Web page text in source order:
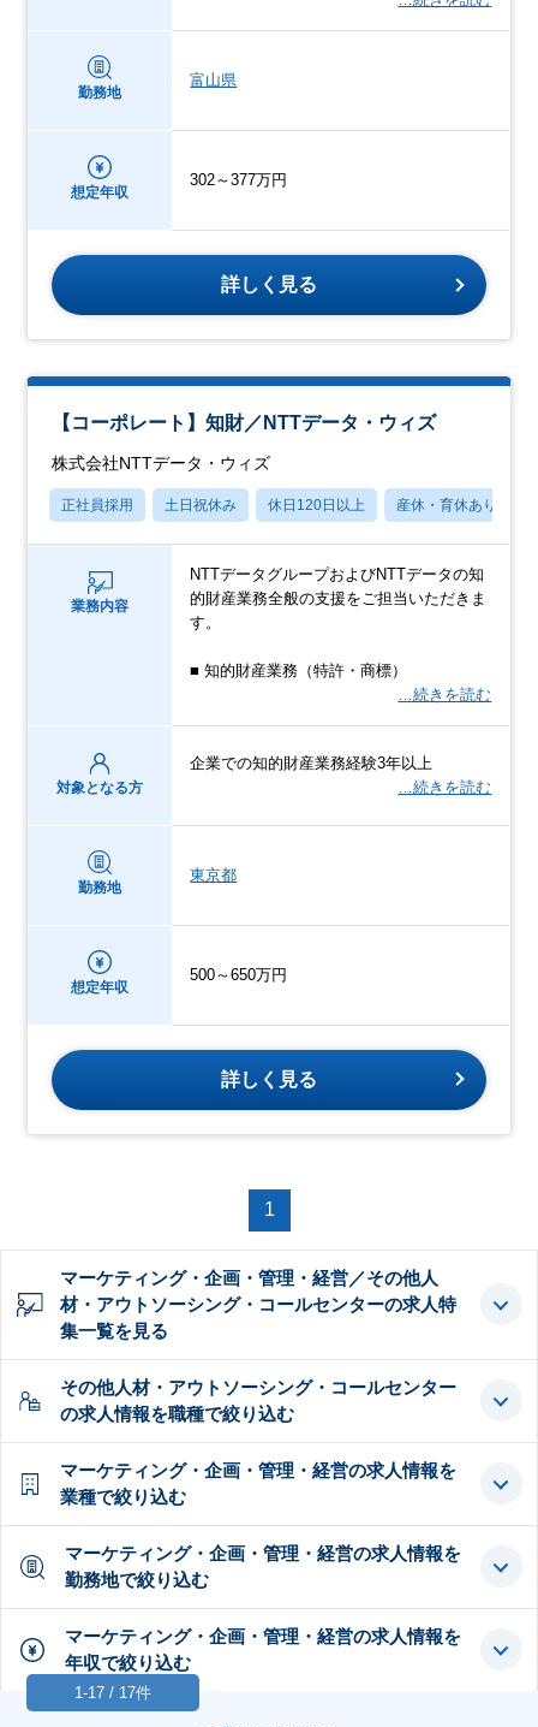
勤務地
富山県
想定年収
302～377万円
詳しく見る
【コーポレート】知財／NTTデータ・ウィズ
株式会社NTTデータ・ウィズ
正社員採用 土日祝休み 休日120日以上 産休・育休あり
業務内容
NTTデータグループおよびNTTデータの知
的財産業務全般の支援をご担当いただきま
す。
■ 知的財産業務（特許・商標）
…続きを読む
対象となる方
企業での知的財産業務経験3年以上
…続きを読む
勤務地
東京都
想定年収
500～650万円
詳しく見る
1
マーケティング・企画・管理・経営／その他人
材・アウトソーシング・コールセンターの求人特
集一覧を見る
その他人材・アウトソーシング・コールセンター
の求人情報を職種で絞り込む
マーケティング・企画・管理・経営の求人情報を
業種で絞り込む
マーケティング・企画・管理・経営の求人情報を
勤務地で絞り込む
マーケティング・企画・管理・経営の求人情報を
年収で絞り込む
1-17 / 17件